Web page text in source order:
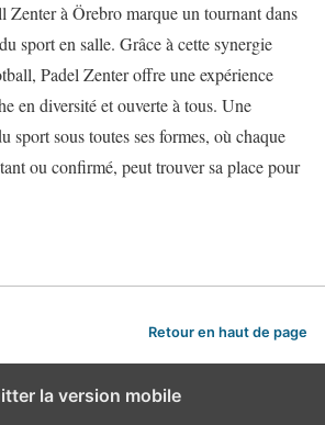
Zenter à Örebro marque un tournant dans
sport en salle. Grâce à cette synergie
Padel Zenter offre une expérience
en diversité et ouverte à tous. Une
sport sous toutes ses formes, où chaque
ou confirmé, peut trouver sa place pour
Retour en haut de page
la version mobile